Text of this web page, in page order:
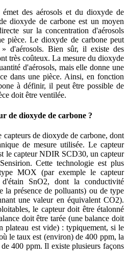
des aérosols et du dioxyde de
dioxyde de carbone est un moyen
sur la concentration d'aérosols
pièce. Le dioxyde de carbone peut
d'aérosols. Bien sûr, il existe des
très coûteux. La mesure du dioxyde
d'aérosols, mais elle donne une
dans une pièce. Ainsi, en fonction
à définir, il peut être possible de
doit être ventilée.
de dioxyde de carbone ?
de dioxyde de carbone, dont
de mesure utilisée. Le capteur
le capteur NDIR SCD30, un capteur
Cette technologie est plus
MOX (par exemple le capteur
SnO2, dont la conductivité
la présence de polluants) ou de type
une valeur en équivalent CO2).
le capteur doit être étalonné
doit être tarée (une balance doit
plateau est vide) : typiquement, si le
le taux est (environ) de 400 ppm, la
400 ppm. Il existe plusieurs façons